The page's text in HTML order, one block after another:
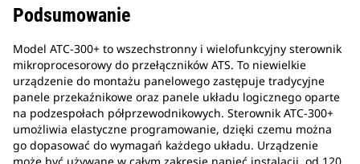
Podsumowanie
Model ATC-300+ to wszechstronny i wielofunkcyjny sterownik
mikroprocesorowy do przełączników ATS. To niewielkie
urządzenie do montażu panelowego zastępuje tradycyjne
panele przekaźnikowe oraz panele układu logicznego oparte
na podzespołach półprzewodnikowych. Sterownik ATC-300+
umożliwia elastyczne programowanie, dzięki czemu można
go dopasować do wymagań każdego układu. Urządzenie